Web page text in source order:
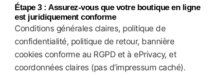
Étape 3 : Assurez-vous que votre boutique en ligne
est juridiquement conforme
Conditions générales claires, politique de
confidentialité, politique de retour, bannière
cookies conforme au RGPD et à ePrivacy, et
coordonnées claires (pas d’impressum caché).